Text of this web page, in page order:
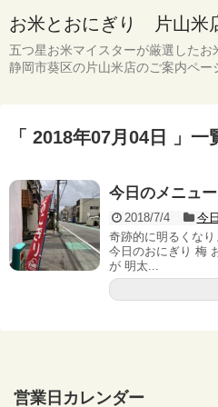
お米とおにぎり 片山米
五つ星お米マイスターが厳選した
静岡市葵区の片山米店のご案内ペー
「 2018年07月04日 」一
今日のメニュー
2018/7/4
今
奇跡的に明るくな
今日のおにぎり 梅
が 明太...
営業日カレンダー